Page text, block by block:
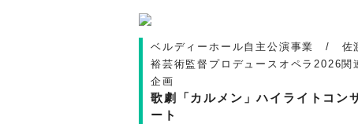
ベルディーホール自主公演事業 / 佐
裕芸術監督プロデュースオペラ2026関
企画
歌劇「カルメン」ハイライトコン
ート